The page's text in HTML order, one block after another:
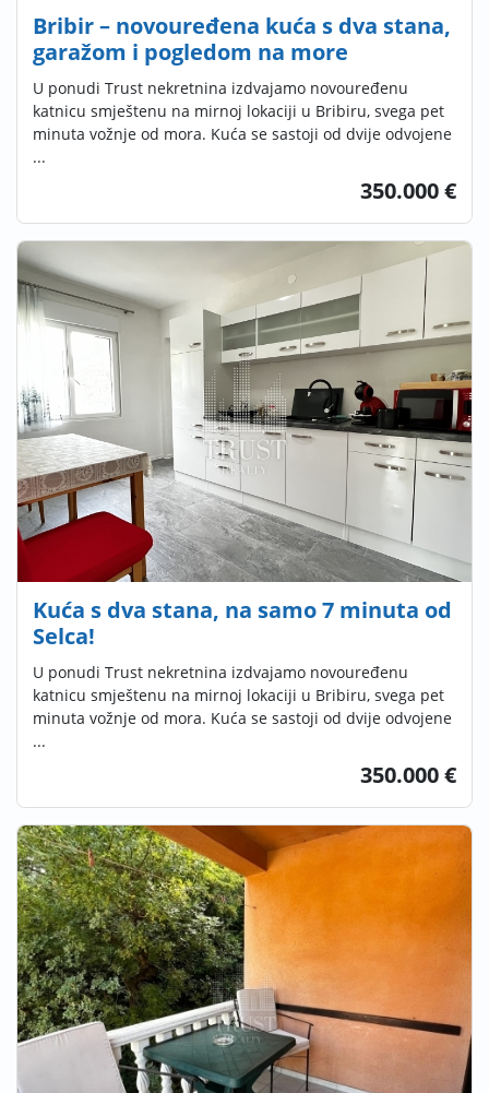
Bribir – novouređena kuća s dva stana,
garažom i pogledom na more
U ponudi Trust nekretnina izdvajamo novouređenu
katnicu smještenu na mirnoj lokaciji u Bribiru, svega pet
minuta vožnje od mora. Kuća se sastoji od dvije odvojene
...
350.000 €
Kuća s dva stana, na samo 7 minuta od
Selca!
U ponudi Trust nekretnina izdvajamo novouređenu
katnicu smještenu na mirnoj lokaciji u Bribiru, svega pet
minuta vožnje od mora. Kuća se sastoji od dvije odvojene
...
350.000 €